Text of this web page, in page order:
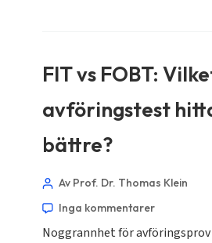
FIT vs FOBT:
avföringstest
bättre?
Av Prof. Dr. Thomas Klein
Inga kommentarer
Noggrannhet för avföringsprov